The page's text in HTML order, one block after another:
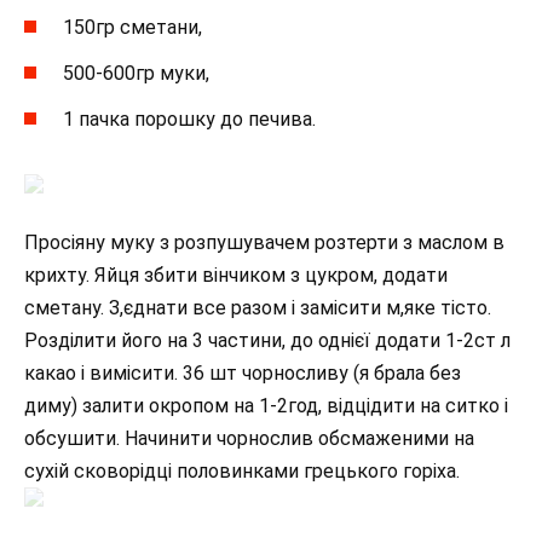
150гр сметани,
500-600гр муки,
1 пачка порошку до печива.
Просіяну муку з розпушувачем розтерти з маслом в
крихту. Яйця збити вінчиком з цукром, додати
сметану. З,єднати все разом і замісити м,яке тісто.
Розділити його на 3 частини, до однієї додати 1-2ст л
какао і вимісити. 36 шт чорносливу (я брала без
диму) залити окропом на 1-2год, відцідити на ситко і
обсушити. Начинити чорнослив обсмаженими на
сухій сковорідці половинками грецького горіха.